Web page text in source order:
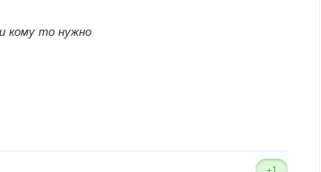
кому то нужно
+1